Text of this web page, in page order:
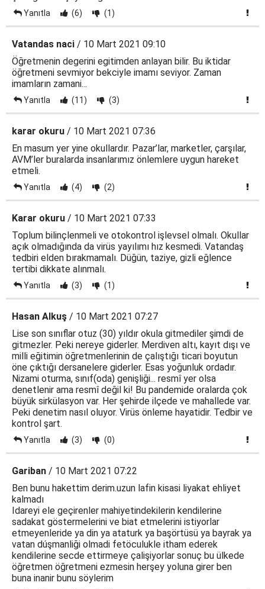
Yanıtla (6) (1)
Vatandas naci / 10 Mart 2021 09:10
Öğretmenin degerini egitimden anlayan bilir. Bu iktidar
öğretmeni sevmiyor bekciyle imamı seviyor. Zaman
imamların zamani...
Yanıtla (11) (3)
karar okuru / 10 Mart 2021 07:36
En masum yer yine okullardır. Pazar’lar, marketler, çarşılar,
AVM’ler buralarda insanlarımız önlemlere uygun hareket
etmeli.
Yanıtla (4) (2)
Karar okuru / 10 Mart 2021 07:33
Toplum bilinçlenmeli ve otokontrol işlevsel olmalı. Okullar
açık olmadığında da virüs yayılımı hız kesmedi. Vatandaş
tedbiri elden bırakmamalı. Düğün, taziye, gizli eğlence
tertibi dikkate alınmalı.
Yanıtla (3) (1)
Hasan Alkuş / 10 Mart 2021 07:27
Lise son sınıflar otuz (30) yıldır okula gitmediler şimdi de
gitmezler. Peki nereye giderler. Merdiven altı, kayıt dışı ve
milli eğitimin öğretmenlerinin de çalıştığı ticari boyutun
öne çıktığı dersanelere giderler. Esas yoğunluk ordadır.
Nizami oturma, sınıf(oda) genişliği... resmî yer olsa
denetlenir ama resmî değil ki! Bu pandemide oralarda çok
büyük sirkülasyon var. Her şehirde ilçede ve mahallede var.
Peki denetim nasıl oluyor. Virüs önleme hayatidir. Tedbir ve
kontrol şart.
Yanıtla (3) (0)
Gariban / 10 Mart 2021 07:22
Ben bunu hakettim derim.uzun lafin kisasi liyakat ehliyet
kalmadı
Idareyi ele geçirenler mahiyetindekilerin kendilerine
sadakat göstermelerini ve biat etmelerini istiyorlar
etmeyenleride ya din ya ataturk ya başörtüsü ya bayrak ya
vatan dúşmanliği olmadi fetöculukle itham ederek
kendilerine secde ettirmeye çalişiyorlar sonuç bu ülkede
öğretmen öğretmeni ezmesin herşey yoluna girer ben
buna inanir bunu söylerim